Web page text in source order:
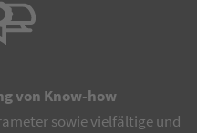
von Know-how
sowie vielfältige und